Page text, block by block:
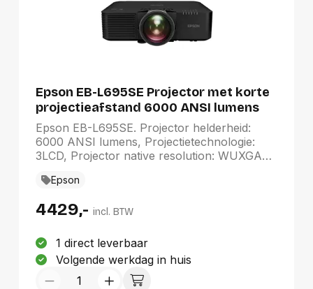
Epson EB-L695SE Projector met korte
projectieafstand 6000 ANSI lumens
3LCD WUXGA (1920x1200) Zwart
Epson EB-L695SE. Projector helderheid:
6000 ANSI lumens, Projectietechnologie:
3LCD, Projector native resolution: WUXGA
Levensduur van de lichtbron: 20000 uur,
(besparingsmodus): 30000 uur. Focus:
mm, Diafragma (F-F): 1,8 - 2. Video
kleurenmodi: Bioscoop, DICOM-
simulatiemodus, Dynamisch, Multi-projection,
Natuurlijk, Presentatie. Soort serieële
Epson
4429,- incl. BTW
1 direct leverbaar
Volgende werkdag in huis